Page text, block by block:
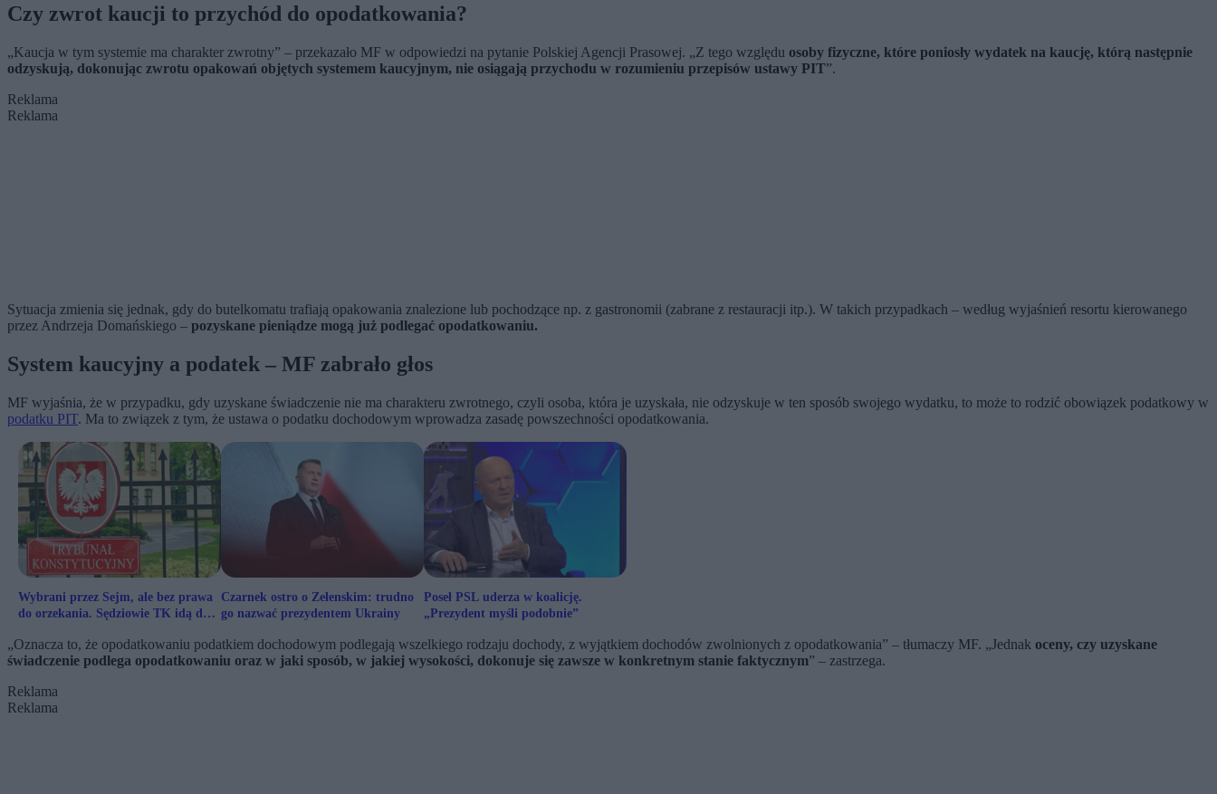
Czy zwrot kaucji to przychód do opodatkowania?
„Kaucja w tym systemie ma charakter zwrotny” – przekazało MF w odpowiedzi na pytanie Polskiej Agencji Prasowej. „Z tego względu osoby fizyczne, które poniosły wydatek na kaucję, którą następnie
odzyskują, dokonując zwrotu opakowań objętych systemem kaucyjnym, nie osiągają przychodu w rozumieniu przepisów ustawy PIT”.
Reklama
Reklama
Sytuacja zmienia się jednak, gdy do butelkomatu trafiają opakowania znalezione lub pochodzące np. z gastronomii (zabrane z restauracji itp.). W takich przypadkach – według wyjaśnień resortu kierowanego
przez Andrzeja Domańskiego – pozyskane pieniądze mogą już podlegać opodatkowaniu.
System kaucyjny a podatek – MF zabrało głos
MF wyjaśnia, że w przypadku, gdy uzyskane świadczenie nie ma charakteru zwrotnego, czyli osoba, która je uzyskała, nie odzyskuje w ten sposób swojego wydatku, to może to rodzić obowiązek podatkowy w
podatku PIT. Ma to związek z tym, że ustawa o podatku dochodowym wprowadza zasadę powszechności opodatkowania.
Wybrani przez Sejm, ale bez prawa
do orzekania. Sędziowie TK idą do
Czarnek ostro o Zełenskim: trudno
go nazwać prezydentem Ukrainy
Poseł PSL uderza w koalicję.
„Prezydent myśli podobnie”
„Oznacza to, że opodatkowaniu podatkiem dochodowym podlegają wszelkiego rodzaju dochody, z wyjątkiem dochodów zwolnionych z opodatkowania” – tłumaczy MF. „Jednak oceny, czy uzyskane
świadczenie podlega opodatkowaniu oraz w jaki sposób, w jakiej wysokości, dokonuje się zawsze w konkretnym stanie faktycznym” – zastrzega.
Reklama
Reklama